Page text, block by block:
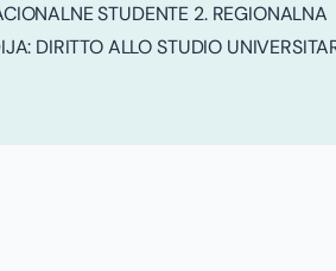
STUDENTE 2. REGIONALNA
DIRITTO ALLO STUDIO